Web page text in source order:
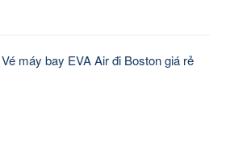
Vé máy bay EVA Air đi Boston giá rẻ